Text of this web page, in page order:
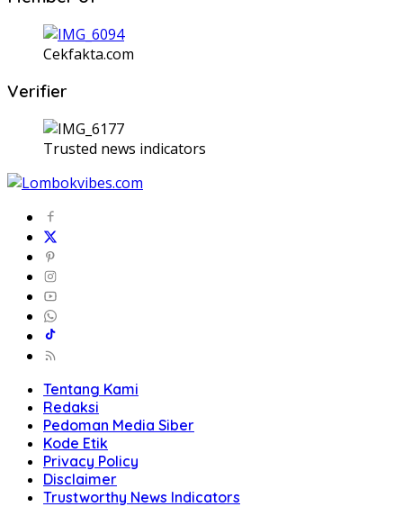
Cekfakta.com
Verifier
Trusted news indicators
Tentang Kami
Redaksi
Pedoman Media Siber
Kode Etik
Privacy Policy
Disclaimer
Trustworthy News Indicators